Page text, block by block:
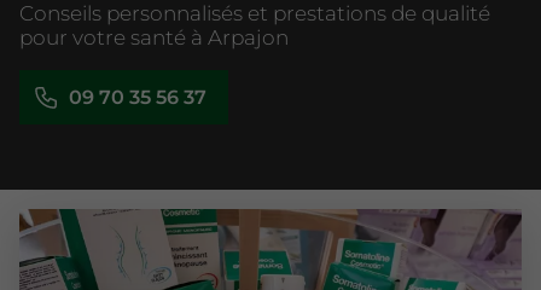
Conseils personnalisés et prestations de qualité
pour votre santé à Arpajon
09 70 35 56 37